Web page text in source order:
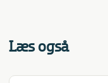
Læs også